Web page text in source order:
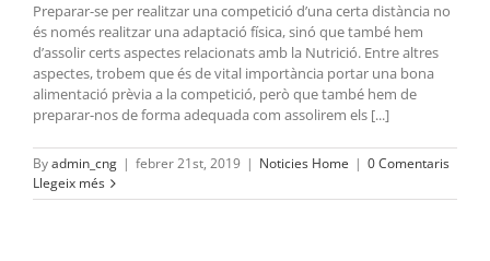
TREBALLA AMB NOSALTRES!
Preparar-se per realitzar una competició d’una certa distància no
és només realitzar una adaptació física, sinó que també hem
d’assolir certs aspectes relacionats amb la Nutrició. Entre altres
aspectes, trobem que és de vital importància portar una bona
alimentació prèvia a la competició, però que també hem de
preparar-nos de forma adequada com assolirem els [...]
Byadmin_cng | febrer 21st, 2019 | Noticies Home | 0 Comentaris
Llegeix més